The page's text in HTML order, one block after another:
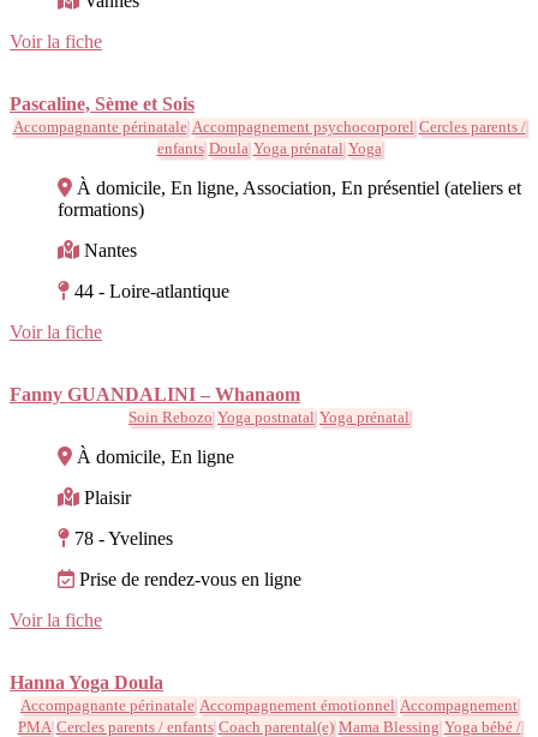
Voir la fiche
Pascaline, Sème et Sois
Accompagnante périnatale Accompagnement psychocorporel Cercles parents /
enfants Doula Yoga prénatal Yoga
À domicile, En ligne, Association, En présentiel (ateliers et
formations)
Nantes
44 - Loire-atlantique
Voir la fiche
Fanny GUANDALINI – Whanaom
Soin Rebozo Yoga postnatal Yoga prénatal
À domicile, En ligne
Plaisir
78 - Yvelines
Prise de rendez-vous en ligne
Voir la fiche
Hanna Yoga Doula
Accompagnante périnatale Accompagnement émotionnel Accompagnement
PMA Cercles parents / enfants Coach parental(e) Mama Blessing Yoga bébé /